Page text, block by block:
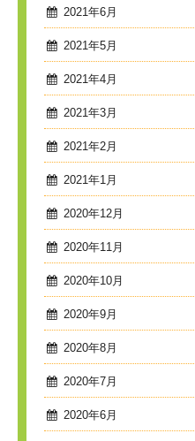
2021年6月
2021年5月
2021年4月
2021年3月
2021年2月
2021年1月
2020年12月
2020年11月
2020年10月
2020年9月
2020年8月
2020年7月
2020年6月